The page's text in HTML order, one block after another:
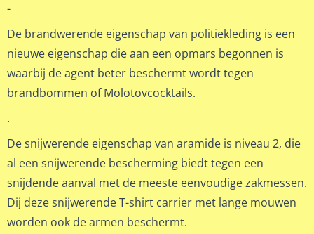
-
De brandwerende eigenschap van politiekleding is een
nieuwe eigenschap die aan een opmars begonnen is
waarbij de agent beter beschermt wordt tegen
brandbommen of Molotovcocktails.
.
De snijwerende eigenschap van aramide is niveau 2, die
al een snijwerende bescherming biedt tegen een
snijdende aanval met de meeste eenvoudige zakmessen.
Dij deze snijwerende T-shirt carrier met lange mouwen
worden ook de armen beschermt.